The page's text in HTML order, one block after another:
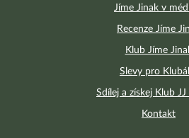
Jíme Jinak v
Recenze Jíme
Klub Jíme
Slevy pro
Sdílej a získej Klub JJ
Kontakt